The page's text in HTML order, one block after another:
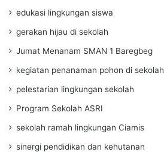
edukasi lingkungan siswa
gerakan hijau di sekolah
Jumat Menanam SMAN 1 Baregbeg
kegiatan penanaman pohon di sekolah
pelestarian lingkungan sekolah
Program Sekolah ASRI
sekolah ramah lingkungan Ciamis
sinergi pendidikan dan kehutanan